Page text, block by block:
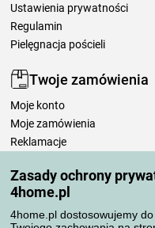
Zasady ochrony
4home.pl
4home.pl dostosowujemy
Ustawienia prywatności
Regulamin
Pielęgnacja pościeli
Twoje zamówienia
Moje konto
Moje zamówienia
Reklamacje
Zasady przetwarzania
Sposoby transportu